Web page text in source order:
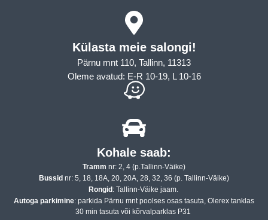
Külasta meie salongi!
Pärnu mnt 110, Tallinn, 11313
Oleme avatud: E-R 10-19, L 10-16
Kohale saab:
Tramm nr: 2, 4 (p.Tallinn-Väike)
Bussid nr: 5, 18, 18A, 20, 20A, 28, 32, 36 (p. Tallinn-Väike)
Rongid : Tallinn-Väike jaam.
Autoga parkimine: parkida Pärnu mnt poolses osas tasuta, Olerex tanklas
30 min tasuta või kõrvalparklas P31